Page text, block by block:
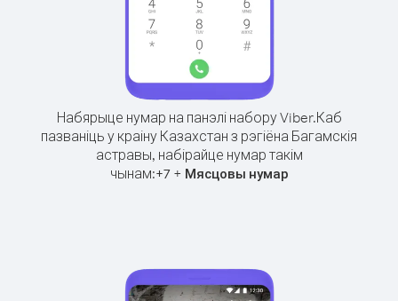
Набярыце нумар на панэлі набору Viber.Каб
пазваніць у краіну Казахстан з рэгіёна Багамскія
астравы, набірайце нумар такім
чынам:+7+ Мясцовы нумар